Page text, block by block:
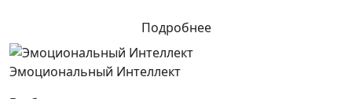
Подробнее
Эмоциональный Интеллект